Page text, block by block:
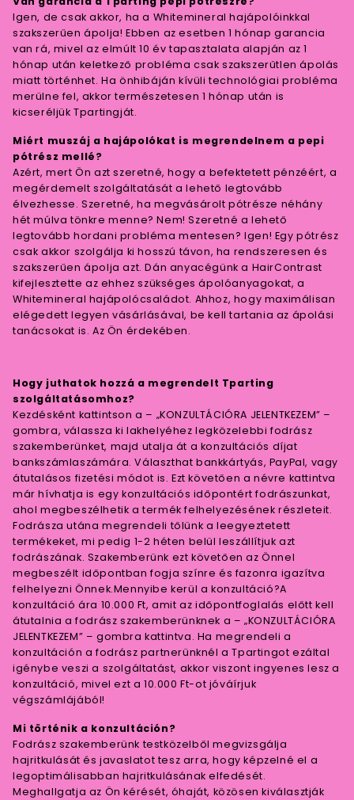
Igen, de csak akkor, ha a Whitemineral hajápolóinkkal
szakszerűen ápolja! Ebben az esetben 1 hónap garancia
van rá, mivel az elmúlt 10 év tapasztalata alapján az 1
hónap után keletkező probléma csak szakszerűtlen ápolás
miatt történhet. Ha önhibáján kívüli technológiai probléma
merülne fel, akkor természetesen 1 hónap után is
kicseréljük Tpartingját.
Miért muszáj a hajápolókat is megrendelnem a pepi
pótrész mellé?
Azért, mert Ön azt szeretné, hogy a befektetett pénzéért, a
megérdemelt szolgáltatását a lehető legtovább
élvezhesse. Szeretné, ha megvásárolt pótrésze néhány
hét múlva tönkre menne? Nem! Szeretné a lehető
legtovább hordani probléma mentesen? Igen! Egy pótrész
csak akkor szolgálja ki hosszú távon, ha rendszeresen és
szakszerűen ápolja azt. Dán anyacégünk a HairContrast
kifejlesztette az ehhez szükséges ápolóanyagokat, a
Whitemineral hajápolócsaládot. Ahhoz, hogy maximálisan
elégedett legyen vásárlásával, be kell tartania az ápolási
tanácsokat is. Az Ön érdekében.
Hogy juthatok hozzá a megrendelt Tparting
szolgáltatásomhoz?
Kezdésként kattintson a – „KONZULTÁCIÓRA JELENTKEZEM” –
gombra, válassza ki lakhelyéhez legközelebbi fodrász
szakemberünket, majd utalja át a konzultációs díjat
bankszámlaszámára. Választhat bankkártyás, PayPal, vagy
átutalásos fizetési módot is. Ezt követően a névre kattintva
már hívhatja is egy konzultációs időpontért fodrászunkat,
ahol megbeszélhetik a termék felhelyezésének részleteit.
Fodrásza utána megrendeli tőlünk a leegyeztetett
termékeket, mi pedig 1-2 héten belül leszállítjuk azt
fodrászának. Szakemberünk ezt követően az Önnel
megbeszélt időpontban fogja színre és fazonra igazítva
felhelyezni Önnek.Mennyibe kerül a konzultáció?A
konzultáció ára 10.000 Ft, amit az időpontfoglalás előtt kell
átutalnia a fodrász szakemberünknek a – „KONZULTÁCIÓRA
JELENTKEZEM” – gombra kattintva. Ha megrendeli a
konzultáción a fodrász partnerünknél a Tpartingot ezáltal
igénybe veszi a szolgáltatást, akkor viszont ingyenes lesz a
konzultáció, mivel ezt a 10.000 Ft-ot jóváírjuk
végszámlájából!
Mi történik a konzultáción?
Fodrász szakemberünk testközelből megvizsgálja
hajritkulását és javaslatot tesz arra, hogy képzelné el a
legoptimálisabban hajritkulásának elfedését.
Meghallgatja az Ön kérését, óhaját, közösen kiválasztják